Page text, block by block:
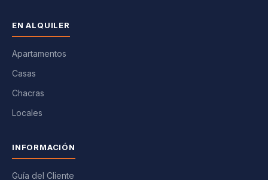
EN ALQUILER
Apartamentos
Casas
Chacras
Locales
INFORMACIÓN
Guía del Cliente